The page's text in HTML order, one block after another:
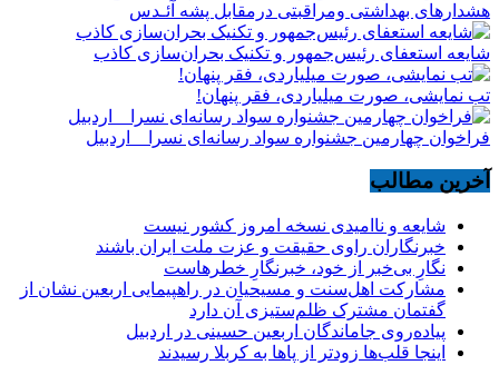
هشدارهاى بهداشتى ومراقبتى درمقابل پشه آئـدس
شایعه استعفای رئیس‌جمهور و تکنیک بحران‌سازی کاذب
تب نمایشی، صورت میلیاردی، فقر پنهان!
فراخوان چهارمین جشنواره سواد رسانه‌ای نسرا _ اردبیل
آخرین مطالب
شایعه و ناامیدی نسخه امروز کشور نیست
خبرنگاران راوی حقیقت و عزت ملت ایران باشند
نگارِ بی‌خبر از خود، خبرنگارِ خطرهاست
مشارکت اهل‌سنت و مسیحیان در راهپیمایی اربعین نشان از
گفتمان مشترک ظلم‌ستیزی آن دارد
پیاده‌روی جاماندگان اربعین حسینی در اردبیل
اینجا قلب‌ها زودتر از پاها به کربلا رسیدند